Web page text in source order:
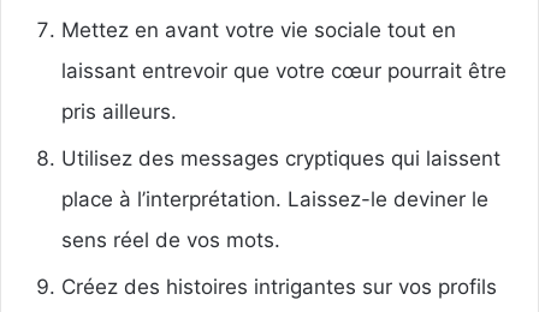
Mettez en avant votre vie sociale tout en
laissant entrevoir que votre cœur pourrait être
pris ailleurs.
Utilisez des messages cryptiques qui laissent
place à l’interprétation. Laissez-le deviner le
sens réel de vos mots.
Créez des histoires intrigantes sur vos profils